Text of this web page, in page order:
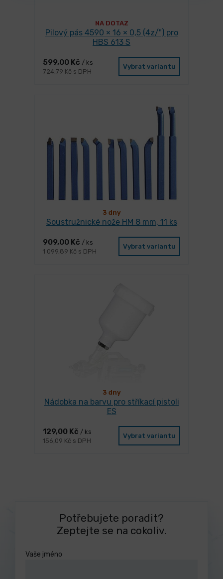
NA DOTAZ
Pilový pás 4590 × 16 × 0,5 (4z/") pro
HBS 613 S
599,00 Kč / ks
724,79 Kč s DPH
Vybrat variantu
3 dny
Soustružnické nože HM 8 mm, 11 ks
909,00 Kč / ks
1 099,89 Kč s DPH
Vybrat variantu
3 dny
Nádobka na barvu pro stříkací pistoli
ES
129,00 Kč / ks
156,09 Kč s DPH
Vybrat variantu
Potřebujete poradit?
Zeptejte se na cokoliv.
Vaše jméno